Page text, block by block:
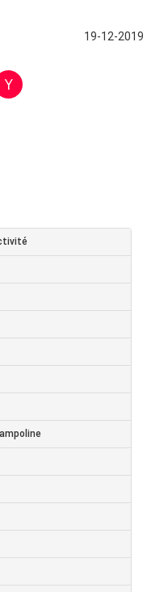
19-12-2019